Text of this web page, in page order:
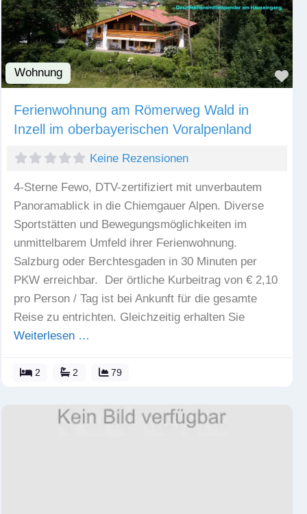
Wohnung
Ferienwohnung am Römerweg Wald in
Inzell im oberbayerischen Voralpenland
Keine Rezensionen
4-Sterne Fewo, DTV-zertifiziert mit unverbautem
Panoramablick in die Chiemgauer Alpen. Diverse
Sportstätten und Bewegungsmöglichkeiten im
unmittelbarem Umfeld ihrer Ferienwohnung.
Salzburg oder Berchtesgaden in 30 Minuten per
PKW erreichbar. Der örtliche Kurbeitrag von € 2,10
pro Person / Tag ist bei Ankunft für die gesamte
Reise zu entrichten. Gleichzeitig erhalten Sie
Weiterlesen …
2 2 79